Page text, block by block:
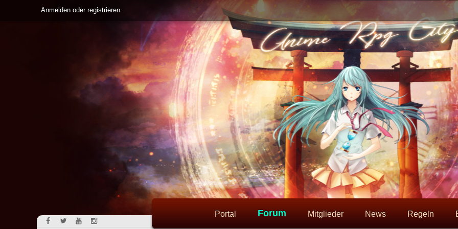
Anmelden oder registrieren
Portal Forum Mitglieder News Regeln